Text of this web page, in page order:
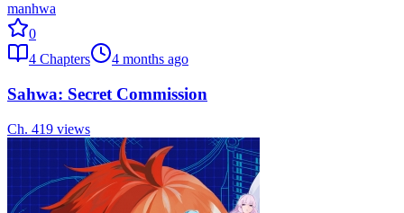
manhwa
0
4 Chapters 4 months ago
Sahwa: Secret Commission
Ch. 419 views